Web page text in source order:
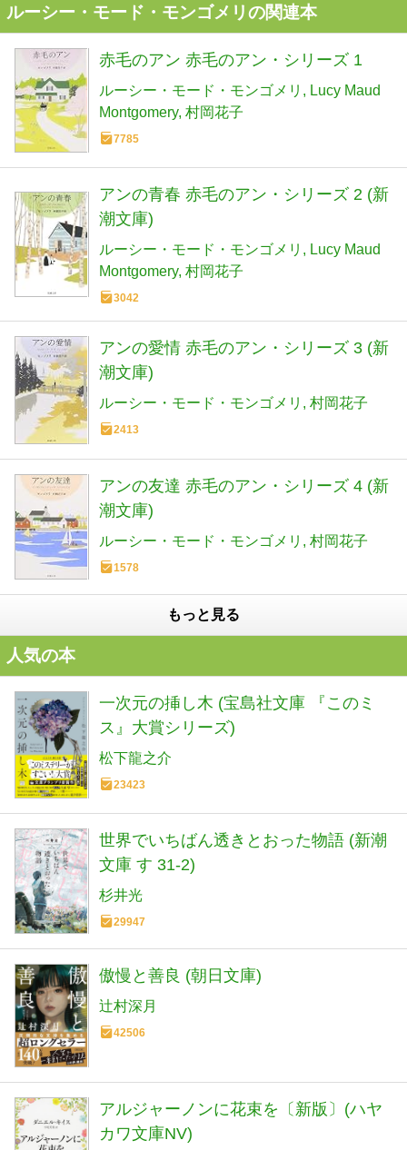
ルーシー・モード・モンゴメリの関連本
赤毛のアン 赤毛のアン・シリーズ 1
ルーシー・モード・モンゴメリ
Lucy Maud
Montgomery 村岡花子
7785
アンの青春 赤毛のアン・シリーズ 2 (新
潮文庫)
ルーシー・モード・モンゴメリ
Lucy Maud
Montgomery 村岡花子
3042
アンの愛情 赤毛のアン・シリーズ 3 (新
潮文庫)
ルーシー・モード・モンゴメリ 村岡花子
2413
アンの友達 赤毛のアン・シリーズ 4 (新
潮文庫)
ルーシー・モード・モンゴメリ 村岡花子
1578
もっと見る
人気の本
一次元の挿し木 (宝島社文庫 『このミ
ス』大賞シリーズ)
松下龍之介
23423
世界でいちばん透きとおった物語 (新潮
文庫 す 31-2)
杉井光
29947
傲慢と善良 (朝日文庫)
辻村深月
42506
アルジャーノンに花束を〔新版〕(ハヤ
カワ文庫NV)